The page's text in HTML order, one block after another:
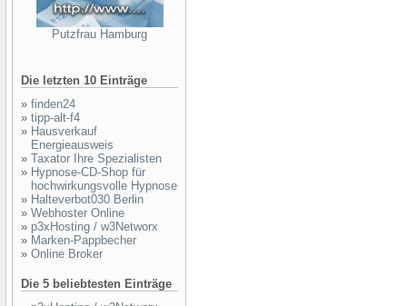
Putzfrau Hamburg
Die letzten 10 Einträge
» finden24
» tipp-alt-f4
» Hausverkauf
Energieausweis
» Taxator Ihre Spezialisten
» Hypnose-CD-Shop für
hochwirkungsvolle Hypnose
» Halteverbot030 Berlin
» Webhoster Online
» p3xHosting / w3Networx
» Marken-Pappbecher
» Online Broker
Die 5 beliebtesten Einträge